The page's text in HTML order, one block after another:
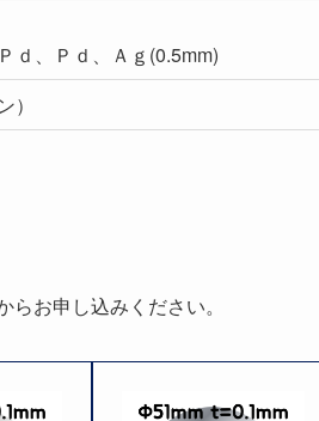
ｄ、Ｐｄ、Ａｇ(0.5mm)
お申し込みください。